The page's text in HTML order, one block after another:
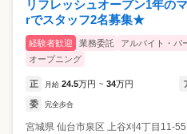
リフレッシュオープン1年の
rでスタッフ2名募集★
経験者歓迎 業務委託 アルバイト・パ
オープニング
正 月給 24.5万円 ~ 34万円
委 完全歩合
宮城県 仙台市泉区 上谷刈4丁目11-